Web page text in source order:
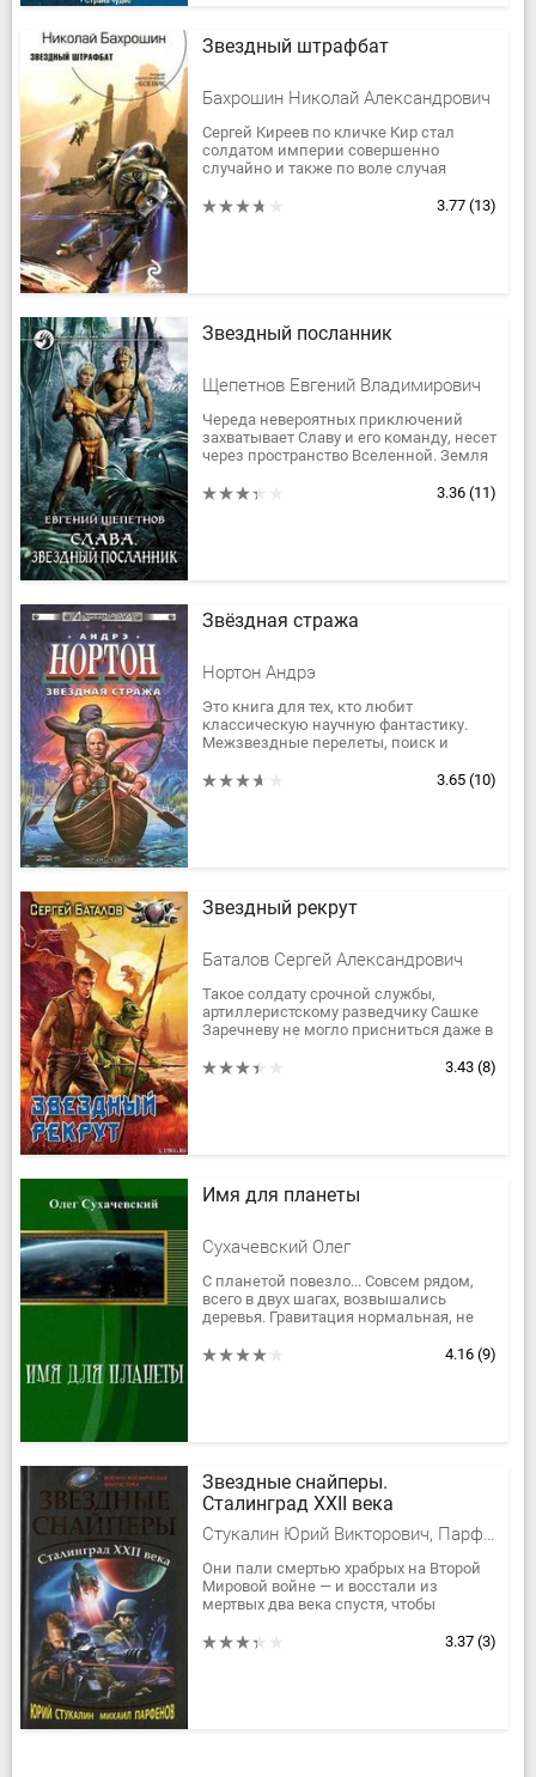
Звездный штрафбат
Бахрошин Николай Александрович
Сергей Киреев по кличке Кир стал
солдатом империи совершенно
случайно и также по воле случая
штрафников на вражескую планету...
3.77 (13)
Звездный посланник
Щепетнов Евгений Владимирович
Череда невероятных приключений
захватывает Славу и его команду, несет
через пространство Вселенной. Земля
космических, и не только,...
3.36 (11)
Звёздная стража
Нортон Андрэ
Это книга для тех, кто любит
классическую научную фантастику.
Межзвездные перелеты, поиск и
первого контакта с представителями...
3.65 (10)
Звездный рекрут
Баталов Сергей Александрович
Такое солдату срочной службы,
артиллеристскому разведчику Сашке
Заречневу не могло присниться даже в
С трудом придя в себя после
3.43 (8)
Имя для планеты
Сухачевский Олег
С планетой повезло... Совсем рядом,
всего в двух шагах, возвышались
деревья. Гравитация нормальная, не
носом инопланетный воздух....
4.16 (9)
Звездные снайперы.
Сталинград XXII века
Стукалин Юрий Викторович, Парфенов Михаил Юрьевич
Они пали смертью храбрых на Второй
Мировой войне — и восстали из
мертвых два века спустя, чтобы
Звездной. Два снайпера, русский и...
3.37 (3)